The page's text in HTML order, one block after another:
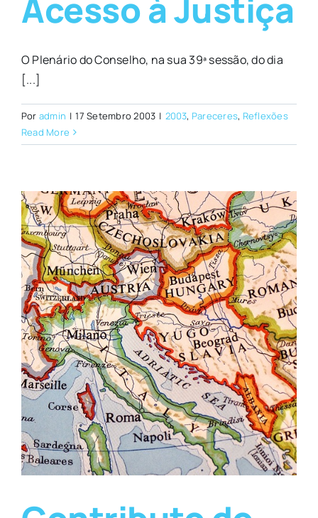
Acesso à Justiça
O Plenário do Conselho, na sua 39ª sessão, do dia
[...]
Por admin | 17 Setembro 2003 | 2003, Pareceres, Reflexões
Read More